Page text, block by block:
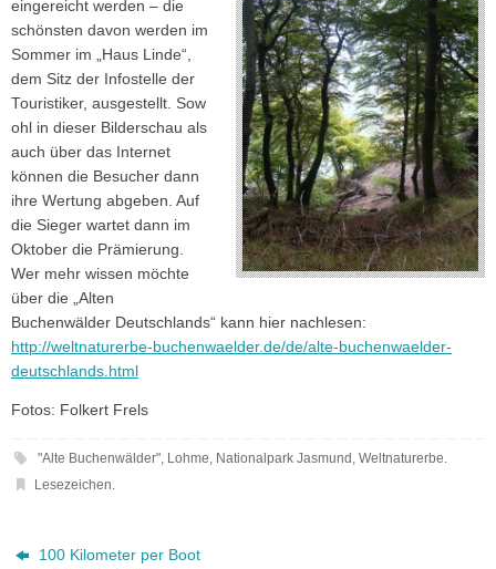
eingereicht werden – die
schönsten davon werden im
Sommer im „Haus Linde“,
dem Sitz der Infostelle der
Touristiker, ausgestellt. Sow
ohl in dieser Bilderschau als
auch über das Internet
können die Besucher dann
ihre Wertung abgeben. Auf
die Sieger wartet dann im
Oktober die Prämierung.
Wer mehr wissen möchte
über die „Alten
Buchenwälder Deutschlands“ kann hier nachlesen:
http://weltnaturerbe-buchenwaelder.de/de/alte-buchenwaelder-
deutschlands.html
Fotos: Folkert Frels
"Alte Buchenwälder", Lohme Nationalpark Jasmund Weltnaturerbe
Lesezeichen
100 Kilometer per Boot